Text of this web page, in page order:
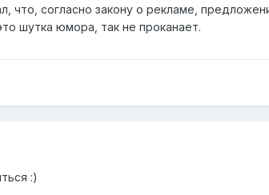
что, согласно закону о рекламе,
шутка юмора, так не проканает.
:)